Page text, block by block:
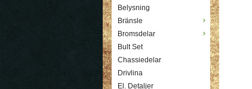
Belysning
Bränsle
Bromsdelar
Bult Set
Chassiedelar
Drivlina
El. Detaljer